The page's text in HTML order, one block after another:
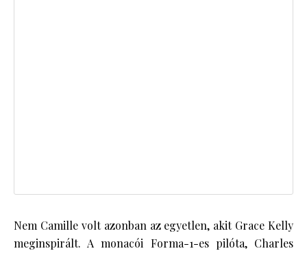
Nem Camille volt azonban az egyetlen, akit Grace Kelly
meginspirált. A monacói Forma-1-es pilóta, Charles